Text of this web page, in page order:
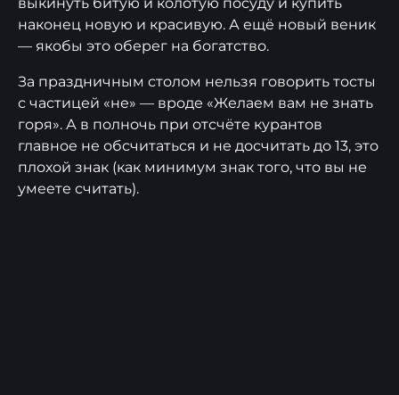
наконец новую и красивую. А ещё новый веник
— якобы это оберег на богатство.
За праздничным столом нельзя говорить тосты
с частицей «не» — вроде «Желаем вам не знать
горя». А в полночь при отсчёте курантов
главное не обсчитаться и не досчитать до 13, это
плохой знак (как минимум знак того, что вы не
умеете считать).